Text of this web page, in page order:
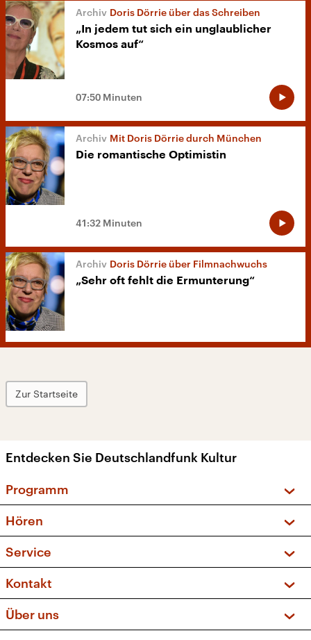
Doris Dörrie über das Schreiben
„In jedem tut sich ein unglaublicher
Kosmos auf“
07:50 Minuten
Mit Doris Dörrie durch München
Die romantische Optimistin
41:32 Minuten
Doris Dörrie über Filmnachwuchs
„Sehr oft fehlt die Ermunterung“
Zur Startseite
Entdecken Sie Deutschlandfunk Kultur
Programm
Sendungen und Podcasts
Musikliste
Kakadu – Das Kinderprogramm
Hören
Frequenzen (UKW + DAB+)
Service
FAQ
Apps
Newsletter
Kontakt
Social Media
Über uns